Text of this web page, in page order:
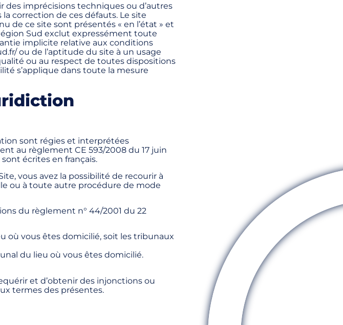
imprécisions techniques ou d’autres
correction de ces défauts. Le site
de ce site sont présentés « en l’état » et
Sud exclut expressément toute
implicite relative aux conditions
ou de l’aptitude du site à un usage
ou au respect de toutes dispositions
s’applique dans toute la mesure
sont régies et interprétées
au règlement CE 593/2008 du 17 juin
écrites en français.
vous avez la possibilité de recourir à
ou à toute autre procédure de mode
du règlement n° 44/2001 du 22
où vous êtes domicilié, soit les tribunaux
du lieu où vous êtes domicilié.
et d’obtenir des injonctions ou
termes des présentes.